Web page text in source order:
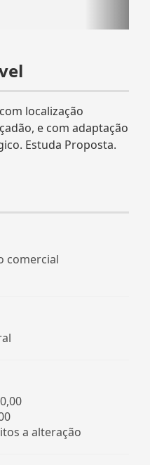
localização
e com adaptação
Estuda Proposta.
comercial
a alteração